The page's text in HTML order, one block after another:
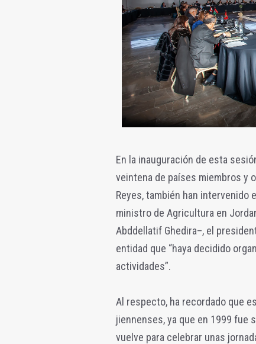
En la inauguración de esta
veintena de países miembros y
Reyes, también han intervenido
ministro de Agricultura en
Abddellatif Ghedira–, el
entidad que “haya decidido
actividades”.
Al respecto, ha recordado que
jiennenses, ya que en 1999 fue
vuelve para celebrar unas